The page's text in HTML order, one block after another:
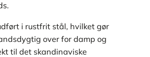
i rustfrit stål, hvilket gør
over for damp og
til det skandinaviske